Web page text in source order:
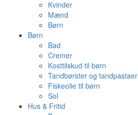
Kvinder
Mænd
Børn
Børn
Bad
Cremer
Kosttilskud til børn
Tandbørster og tandpastaer
Fiskeolie til børn
Sol
Hus & Fritid